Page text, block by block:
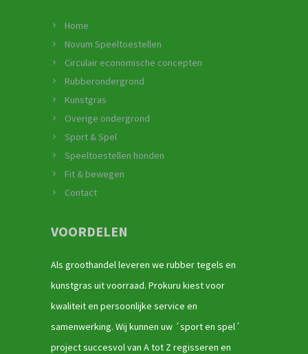
Home
Novum Speeltoestellen
Circulair economische concepten
Rubberondergrond
Kunstgras
Overige ondergrond
Sport & Spel
Speeltoestellen honden
Fit & bewegen
Contact
VOORDELEN
Als groothandel leveren we rubber tegels en
kunstgras uit voorraad. Prokuru kiest voor
kwaliteit en persoonlijke service en
samenwerking. Wij kunnen uw ´sport en spel´
project succesvol van A tot Z regisseren en